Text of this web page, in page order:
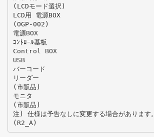
(LCDモード選択)
LCD用 電源BOX
(OGP-002)
電源BOX
ｺﾝﾄﾛｰﾙ基板
Control BOX
USB
バーコード
リーダー
(市販品)
モニタ
(市販品)
注) 仕様は予告なしに変更する場合があります。